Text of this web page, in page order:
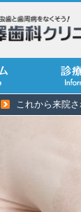
これから来院